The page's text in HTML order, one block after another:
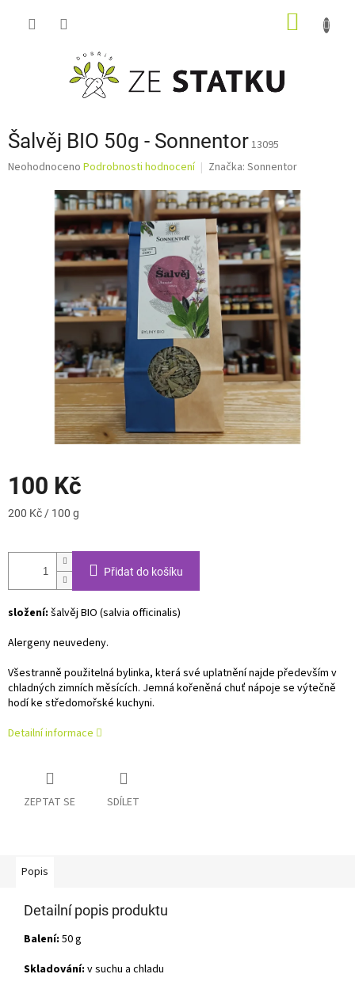
Šalvěj BIO 50g - Sonnentor13095
Průměrné
hvězdiček.
Neohodnoceno Podrobnosti hodnocení Značka: Sonnentor
100 Kč
Měrná
200 Kč / 100 g
Přidat do košíku
složení: šalvěj BIO (salvia officinalis)
Alergeny neuvedeny.
Všestranně použitelná bylinka, která své uplatnění najde především v
chladných zimních měsících. Jemná kořeněná chuť nápoje se výtečně
hodí ke středomořské kuchyni.
Detailní informace
ZEPTAT SE SDÍLET
Popis
Detailní popis produktu
Balení: 50 g
Skladování: v suchu a chladu